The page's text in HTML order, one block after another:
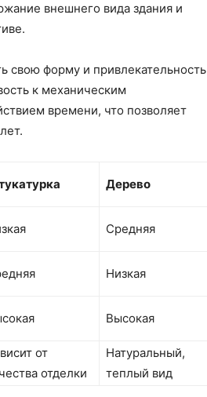
внешнего вида здания и
свою форму и привлекательность
к механическим
времени, что позволяет
Дерево
Средняя
Низкая
Высокая
от
отделки
Натуральный,
теплый вид